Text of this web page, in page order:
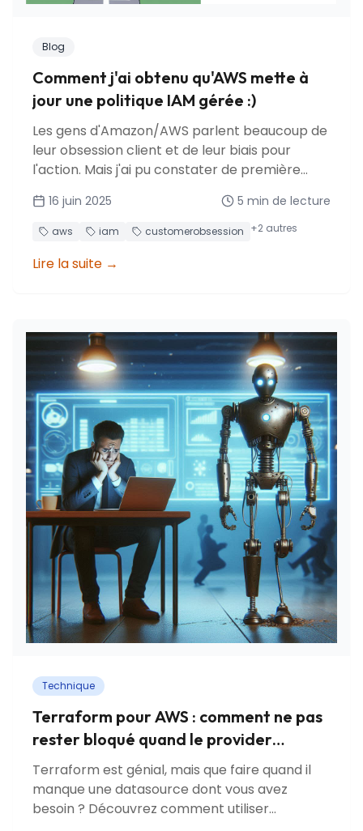
Blog
Comment j'ai obtenu qu'AWS mette à
jour une politique IAM gérée :)
Les gens d'Amazon/AWS parlent beaucoup de
leur obsession client et de leur biais pour
l'action. Mais j'ai pu constater de première
retours de la communauté en seulement 8
jours !
16 juin 2025 5 min de lecture
aws iam customerobsession +2 autres
Lire la suite →
Technique
Terraform pour AWS : comment ne pas
rester bloqué quand le provider
manque d'une datasource ?
Terraform est génial, mais que faire quand il
manque une datasource dont vous avez
besoin ? Découvrez comment utiliser